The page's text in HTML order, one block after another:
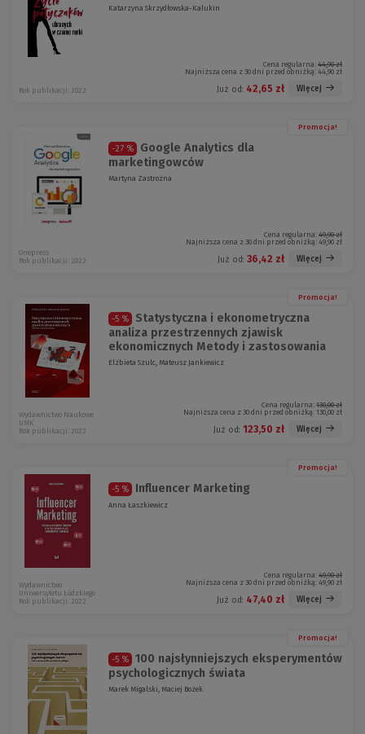
Katarzyna Skrzydłowska-Kalukin
Cena regularna: 44,90 zł
Najniższa cena z 30 dni przed obniżką: 44,90 zł
Już od: 42,65 zł Więcej
Rok publikacji: 2022
Promocja!
-27 %
Google Analytics dla
marketingowców
Martyna Zastrożna
Cena regularna: 49,90 zł
Najniższa cena z 30 dni przed obniżką: 49,90 zł
Już od: 36,42 zł Więcej
Onepress
Rok publikacji: 2022
Promocja!
-5 %
Statystyczna i ekonometryczna
analiza przestrzennych zjawisk
ekonomicznych Metody i zastosowania
Elżbieta Szulc, Mateusz Jankiewicz
Cena regularna: 130,00 zł
Najniższa cena z 30 dni przed obniżką: 130,00 zł
Już od: 123,50 zł Więcej
Wydawnictwo Naukowe
UMK
Rok publikacji: 2022
Promocja!
-5 % Influencer Marketing
Anna Łaszkiewicz
Cena regularna: 49,90 zł
Najniższa cena z 30 dni przed obniżką: 49,90 zł
Już od: 47,40 zł Więcej
Wydawnictwo
Uniwersytetu Łódzkiego
Rok publikacji: 2022
Promocja!
-5 %
100 najsłynniejszych eksperymentów
psychologicznych świata
Marek Migalski, Maciej Bożek